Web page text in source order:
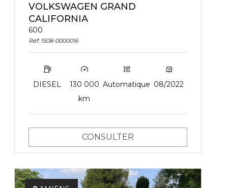
VOLKSWAGEN GRAND
CALIFORNIA
600
Réf: 1508-0000016
DIESEL
130 000
km
Automatique 08/2022
CONSULTER